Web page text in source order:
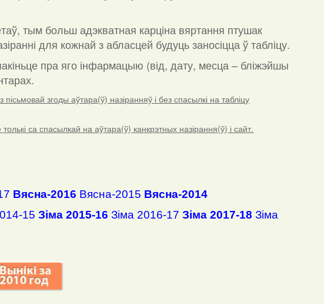
тым больш адэкватная карціна вяртання птушак
для кожнай з абласцей будуць заносіцца ў табліцу.
пра яго інфармацыю (від, дату, месца – бліжэйшы
.
згоды аўтара(ў) назіранняў і без спасылкі на табліцу
са спасылкай на аўтара(ў) канкрэтных назірання(ў) і сайт.
Вясна-2016 Вясна-2015 Вясна-2014
15 Зіма 2015-16 Зіма 2016-17 Зіма 2017-18 Зіма